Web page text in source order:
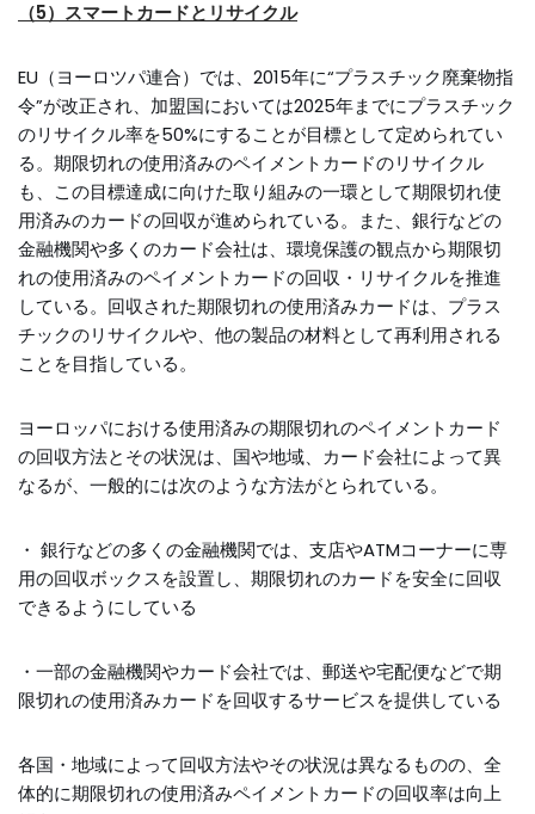
（5）スマートカードとリサイクル
EU（ヨーロツパ連合）では、2015年に“プラスチック廃棄物指
令”が改正され、加盟国においては2025年までにプラスチック
のリサイクル率を50%にすることが目標として定められてい
る。期限切れの使用済みのペイメントカードのリサイクル
も、この目標達成に向けた取り組みの一環として期限切れ使
用済みのカードの回収が進められている。また、銀行などの
金融機関や多くのカード会社は、環境保護の観点から期限切
れの使用済みのペイメントカードの回収・リサイクルを推進
している。回収された期限切れの使用済みカードは、プラス
チックのリサイクルや、他の製品の材料として再利用される
ことを目指している。
ヨーロッパにおける使用済みの期限切れのペイメントカード
の回収方法とその状況は、国や地域、カード会社によって異
なるが、一般的には次のような方法がとられている。
・ 銀行などの多くの金融機関では、支店やATMコーナーに専
用の回収ボックスを設置し、期限切れのカードを安全に回収
できるようにしている
・一部の金融機関やカード会社では、郵送や宅配便などで期
限切れの使用済みカードを回収するサービスを提供している
各国・地域によって回収方法やその状況は異なるものの、全
体的に期限切れの使用済みペイメントカードの回収率は向上